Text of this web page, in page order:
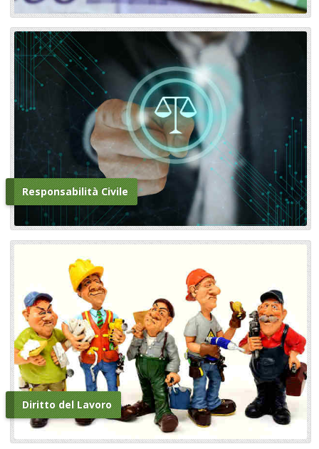
Responsabilità Civile
Diritto del Lavoro